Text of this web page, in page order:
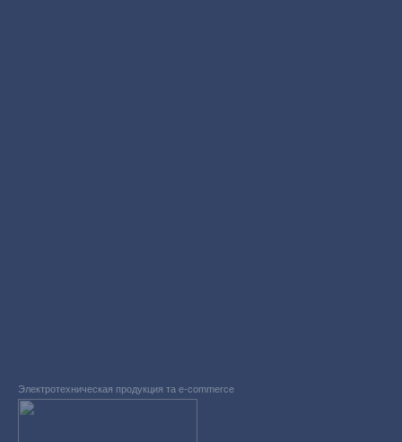
Электротехническая продукция та e-commerce